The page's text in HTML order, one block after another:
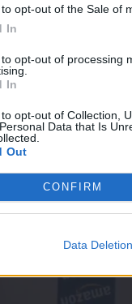
opt-out of the Sale of
In
opt-out of processing
In
opt-out of Collection,
Data that Is
Out
CONFIRM
Data Deletion